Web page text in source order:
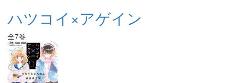
ハツコイ×アゲイン
全7巻